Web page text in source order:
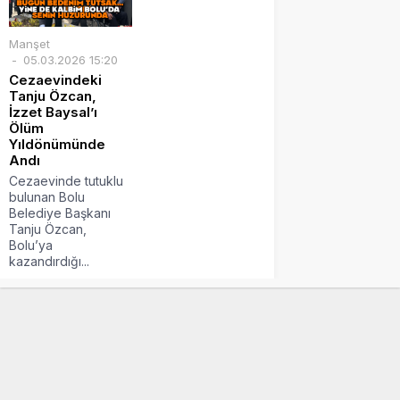
Manşet
05.03.2026 15:20
Cezaevindeki
Tanju Özcan,
İzzet Baysal’ı
Ölüm
Yıldönümünde
Andı
Cezaevinde tutuklu
bulunan Bolu
Belediye Başkanı
Tanju Özcan,
Bolu’ya
kazandırdığı...